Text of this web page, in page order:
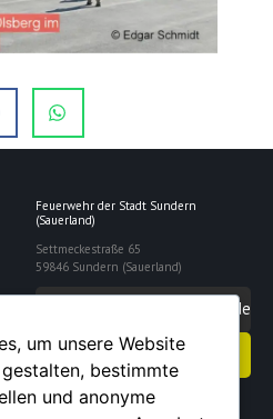
Feuerwehr der Stadt Sundern
(Sauerland)
Settmeckestraße 65
59846 Sundern (Sauerland)
info@feuerwehrsundern.de
Kontakt aufnehmen
um unsere Website
bestimmte
und anonyme